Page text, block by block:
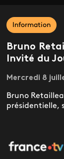
Information
Bruno
Invité du
Mercredi 8
Bruno
présidentielle,